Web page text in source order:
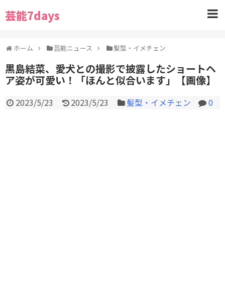
芸能7days
ホーム 芸能ニュース 髪型・イメチェン
黒島結菜、愛犬との撮影で披露したショートヘ
ア姿が可愛い！「ほんと似合います」【画像】
2023/5/23 2023/5/23 髪型・イメチェン 0